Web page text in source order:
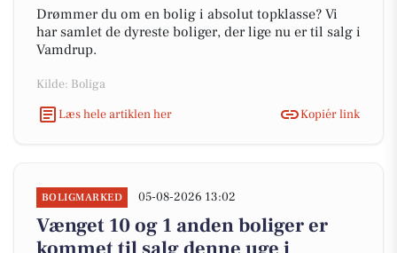
Drømmer du om en bolig i absolut topklasse? Vi
har samlet de dyreste boliger, der lige nu er til salg i
Vamdrup.
Kilde: Boliga
Læs hele artiklen her
Kopiér link
BOLIGMARKED 05-08-2026 13:02
Vænget 10 og 1 anden boliger er